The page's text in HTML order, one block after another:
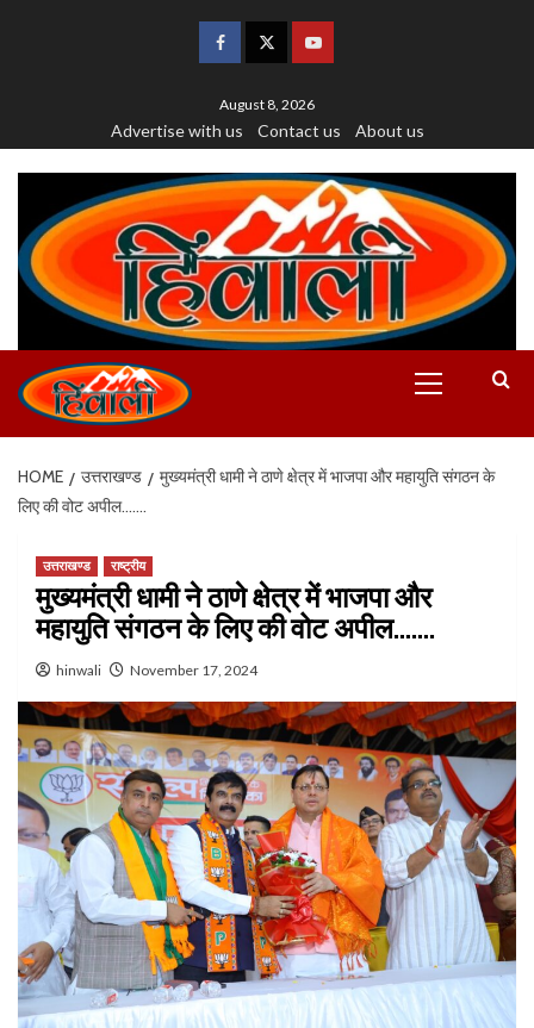
August 8, 2026
Advertise with us Contact us About us
HOME उत्तराखण्ड
मुख्यमंत्री धामी ने ठाणे क्षेत्र में भाजपा और महायुति संगठन के
लिए की वोट अपील…….
उत्तराखण्ड राष्ट्रीय
मुख्यमंत्री धामी ने ठाणे क्षेत्र में भाजपा और
महायुति संगठन के लिए की वोट अपील…….
hinwali November 17, 2024